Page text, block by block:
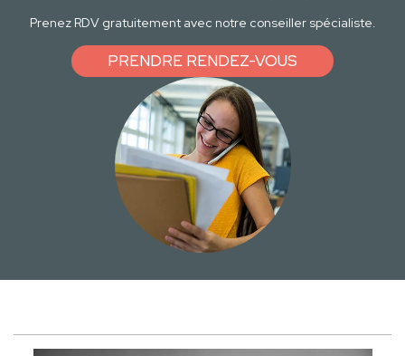
Prenez RDV gratuitement avec notre conseiller spécialiste.
PRENDRE RENDEZ-VOUS